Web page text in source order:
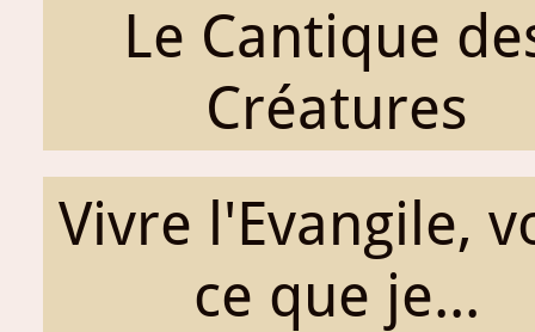
Le Cantique
Créatures
Vivre l'Evangile,
ce que je...